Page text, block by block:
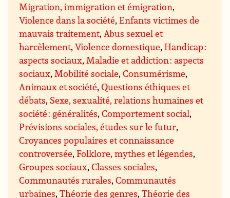
Migration, immigration et émigration,
Violence dans la société,Enfants victimes de
mauvais traitement,Abus sexuel et
harcèlement,Violence domestique,Handicap :
aspects sociaux,Maladie et addiction : aspects
sociaux,Mobilité sociale,Consumérisme,
Animaux et société,Questions éthiques et
débats, Sexe, sexualité, relations humaines et
société : généralités,Comportement social,
Prévisions sociales, études sur le futur,
Croyances populaires et connaissance
controversée,Folklore, mythes et légendes,
Groupes sociaux,Classes sociales,
Communautés rurales,Communautés
urbaines,Théorie des genres,Théorie des